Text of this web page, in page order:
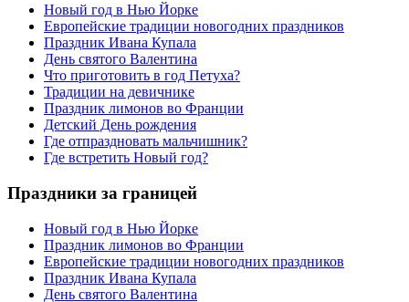
Новый год в Нью Йорке
Европейские традиции новогодних праздников
Праздник Ивана Купала
День святого Валентина
Что приготовить в год Петуха?
Традиции на девичнике
Праздник лимонов во Франции
Детский День рождения
Где отпраздновать мальчишник?
Где встретить Новый год?
Праздники за границей
Новый год в Нью Йорке
Праздник лимонов во Франции
Европейские традиции новогодних праздников
Праздник Ивана Купала
День святого Валентина